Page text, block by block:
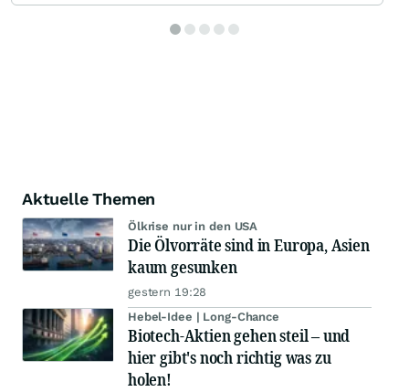
Aktuelle Themen
Ölkrise nur in den USA
Die Ölvorräte sind in Europa, Asien
kaum gesunken
gestern 19:28
Hebel-Idee | Long-Chance
Biotech-Aktien gehen steil – und
hier gibt's noch richtig was zu
holen!